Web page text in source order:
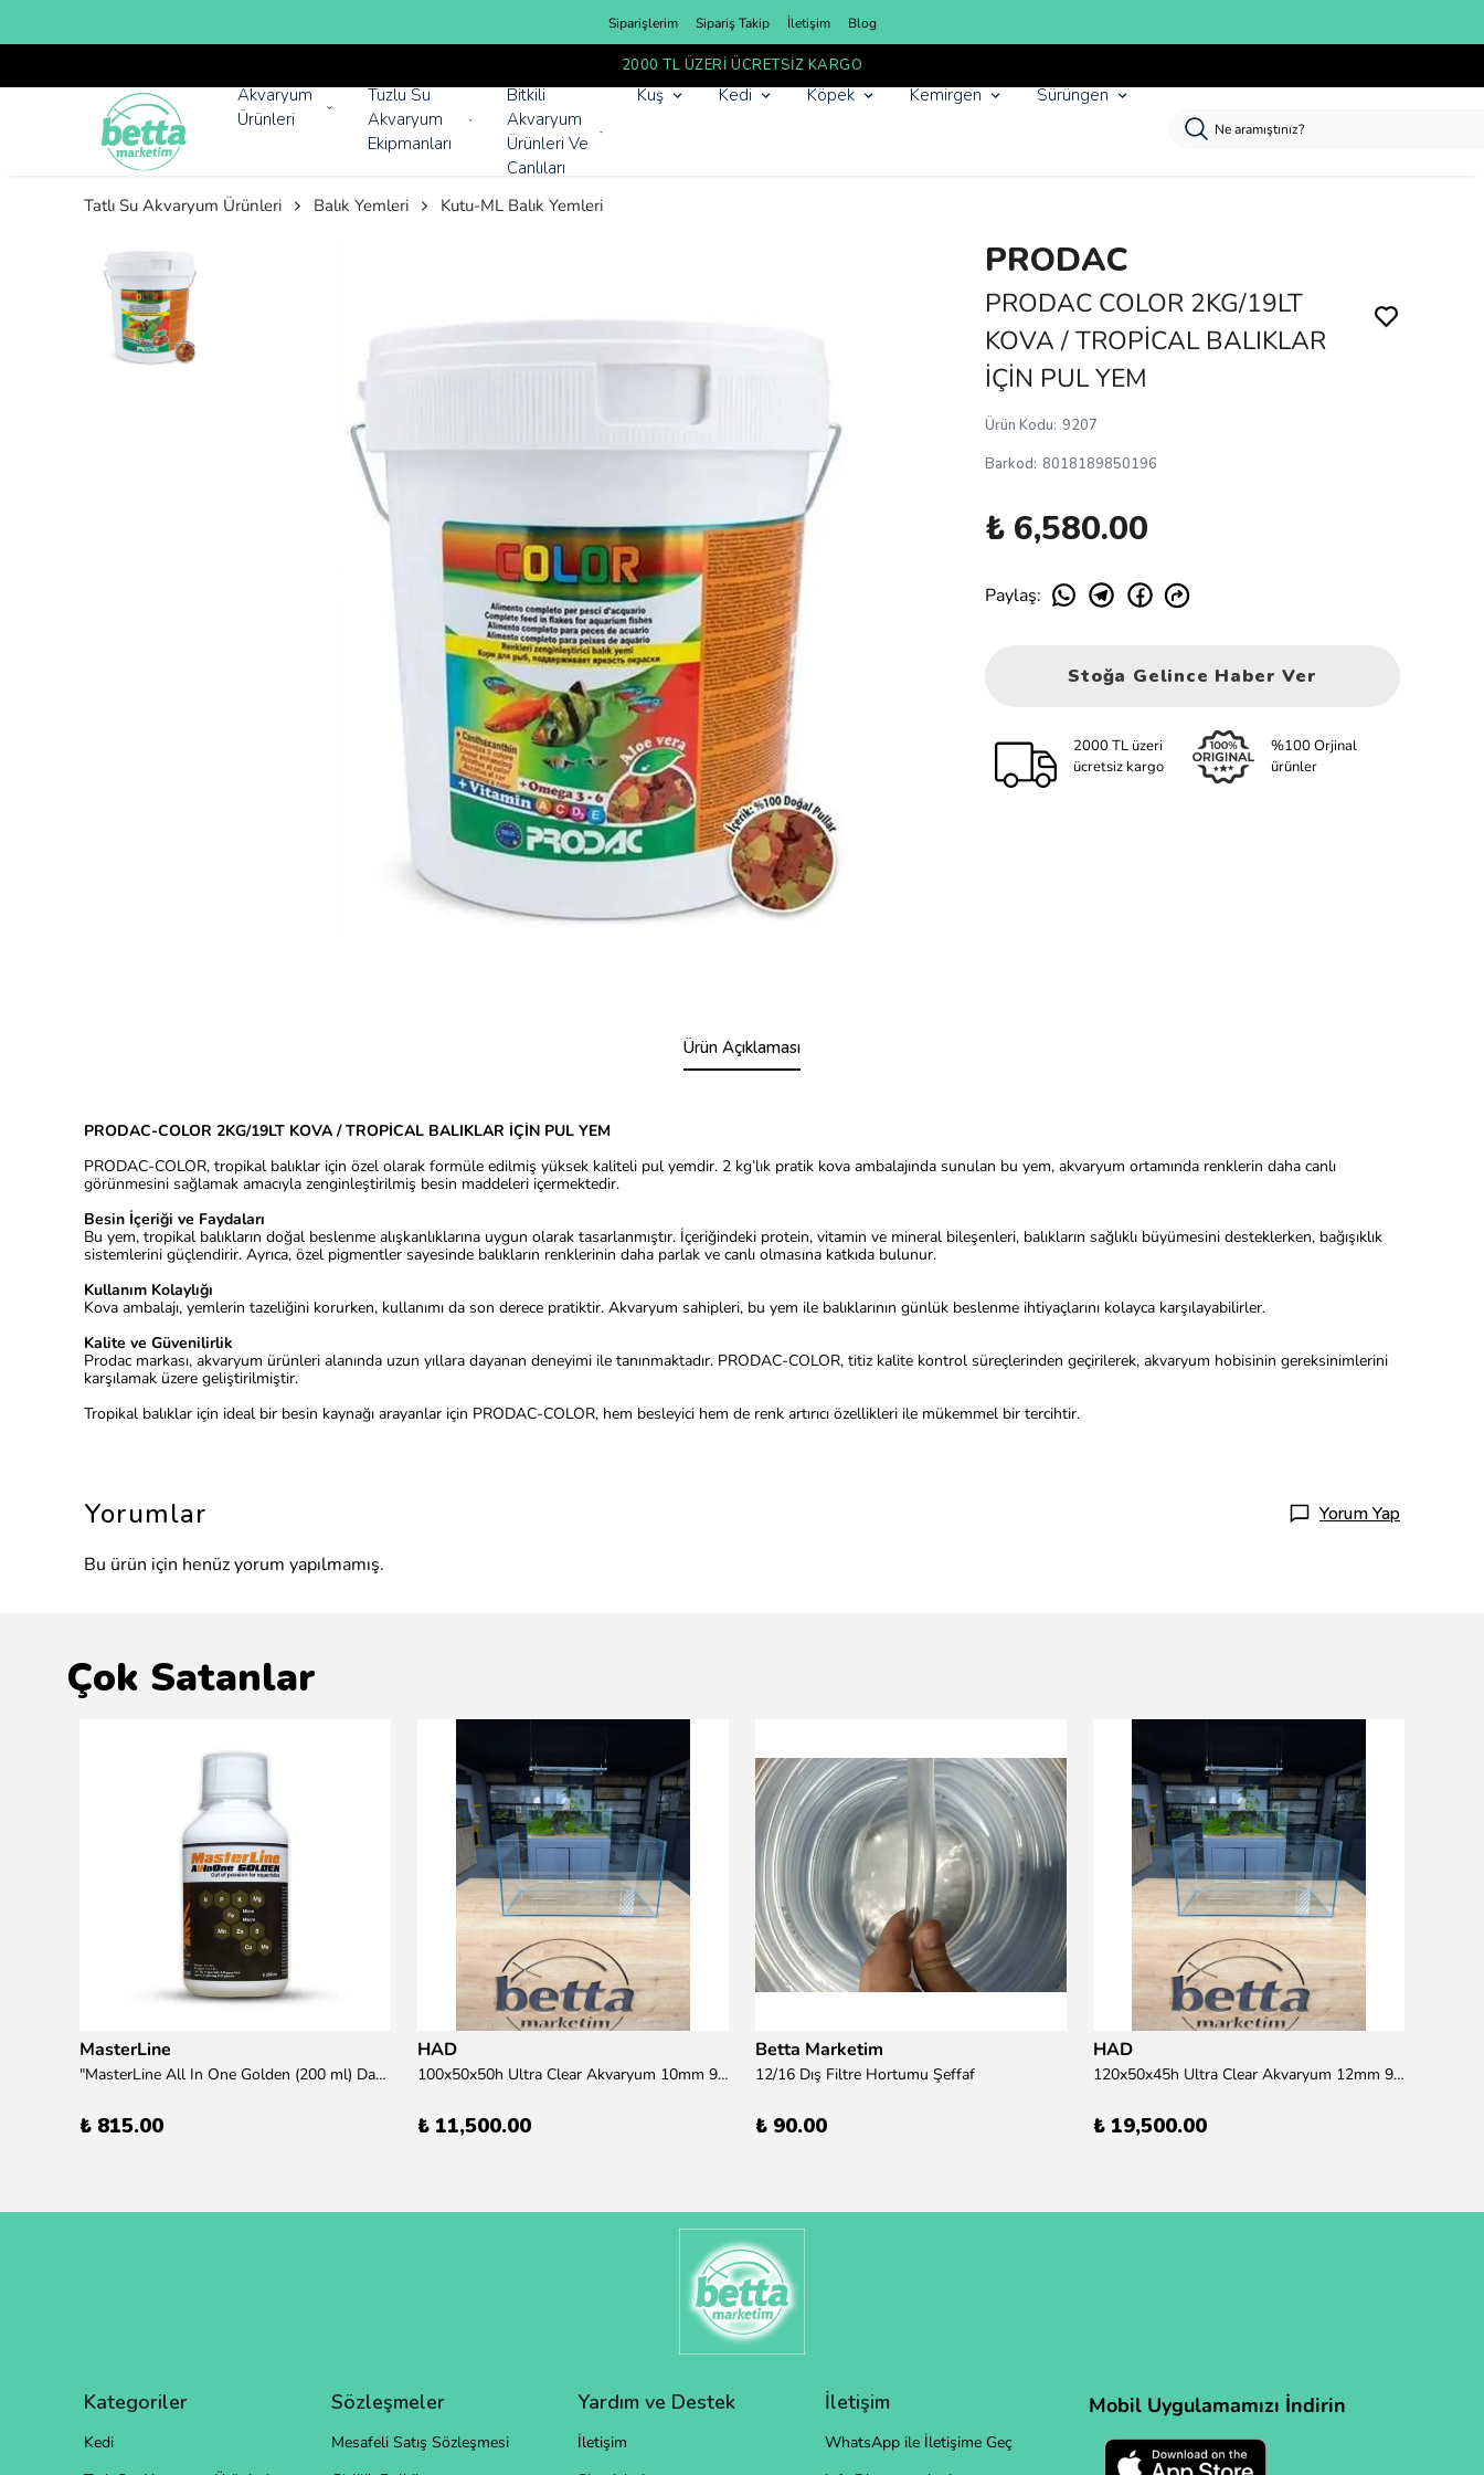
Siparişlerim Sipariş Takip İletişim Blog
YENI SEZON ÜRÜNLER
Akvaryum
Ürünleri
Tuzlu Su
Akvaryum
Ekipmanları
Bitkili
Akvaryum
Ürünleri Ve
Canlıları
Kuş Kedi Köpek Kemirgen Sürüngen
Tatlı Su Akvaryum Ürünleri Balık Yemleri Kutu-ML Balık Yemleri
PRODAC
PRODAC COLOR 2KG/19LT
KOVA / TROPİCAL BALIKLAR
İÇİN PUL YEM
Ürün Kodu: 9207
Barkod: 8018189850196
₺ 6,580.00
Paylaş:
Stoğa Gelince Haber Ver
2000 TL üzeri
ücretsiz kargo
%100 Orjinal
ürünler
Ürün Açıklaması
PRODAC-COLOR 2KG/19LT KOVA / TROPİCAL BALIKLAR İÇİN PUL YEM
PRODAC-COLOR, tropikal balıklar için özel olarak formüle edilmiş yüksek kaliteli pul yemdir. 2 kg’lık pratik kova ambalajında sunulan bu yem, akvaryum ortamında renklerin daha canlı
görünmesini sağlamak amacıyla zenginleştirilmiş besin maddeleri içermektedir.
Besin İçeriği ve Faydaları
Bu yem, tropikal balıkların doğal beslenme alışkanlıklarına uygun olarak tasarlanmıştır. İçeriğindeki protein, vitamin ve mineral bileşenleri, balıkların sağlıklı büyümesini desteklerken, bağışıklık
sistemlerini güçlendirir. Ayrıca, özel pigmentler sayesinde balıkların renklerinin daha parlak ve canlı olmasına katkıda bulunur.
Kullanım Kolaylığı
Kova ambalajı, yemlerin tazeliğini korurken, kullanımı da son derece pratiktir. Akvaryum sahipleri, bu yem ile balıklarının günlük beslenme ihtiyaçlarını kolayca karşılayabilirler.
Kalite ve Güvenilirlik
Prodac markası, akvaryum ürünleri alanında uzun yıllara dayanan deneyimi ile tanınmaktadır. PRODAC-COLOR, titiz kalite kontrol süreçlerinden geçirilerek, akvaryum hobisinin gereksinimlerini
karşılamak üzere geliştirilmiştir.
Tropikal balıklar için ideal bir besin kaynağı arayanlar için PRODAC-COLOR, hem besleyici hem de renk artırıcı özellikleri ile mükemmel bir tercihtir.
Yorumlar Yorum Yap
Bu ürün için henüz yorum yapılmamış.
Çok Satanlar
MasterLine
"MasterLine All In One Golden (200 ml) Daha yüksek zorluk derecesine sahip bitkiler için Özel formül Tam Besin "
₺ 815.00
HAD
100x50x50h Ultra Clear Akvaryum 10mm 90derece Birleşim /Sadece Otobüs Kargosu ile Gönderim Yapılır !
₺ 11,500.00
Betta Marketim
12/16 Dış Filtre Hortumu Şeffaf
₺ 90.00
HAD
120x50x45h Ultra Clear Akvaryum 12mm 90 derece Birleşim (Otobüs Kargosu İle Gönderim Sağlanmaktadır)
₺ 19,500.00
Kategoriler
Kedi
Sözleşmeler
Mesafeli Satış Sözleşmesi
Yardım ve Destek
İletişim
İletişim
WhatsApp ile İletişime Geç
Mobil Uygulamamızı İndirin